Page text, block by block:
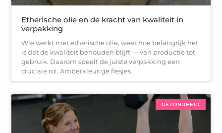
Etherische olie en de kracht van kwaliteit in
verpakking
Wie werkt met etherische olie, weet hoe belangrijk het
is dat de kwaliteit behouden blijft — van productie tot
gebruik. Daarom speelt de juiste verpakking een
cruciale rol. Amberkleurige flesjes
GEZONDHEID